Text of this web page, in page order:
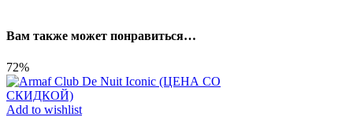
Вам также может понравиться…
72%
Add to wishlist